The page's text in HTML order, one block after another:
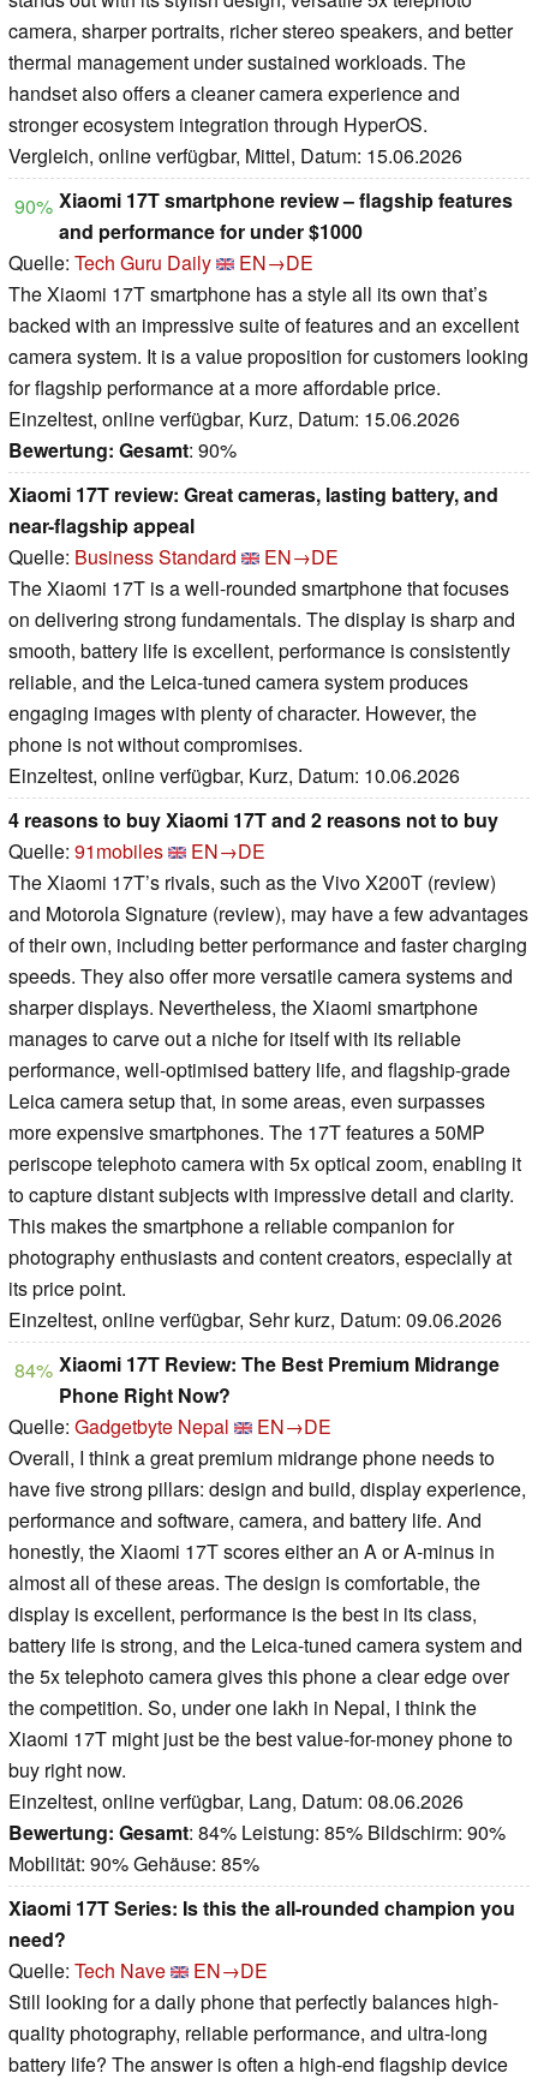
camera, sharper portraits, richer stereo speakers, and better
thermal management under sustained workloads. The
handset also offers a cleaner camera experience and
stronger ecosystem integration through HyperOS.
Vergleich, online verfügbar, Mittel, Datum: 15.06.2026
90% Xiaomi 17T smartphone review – flagship features
and performance for under $1000
Quelle: Tech Guru Daily
EN→DE
The Xiaomi 17T smartphone has a style all its own that’s
backed with an impressive suite of features and an excellent
camera system. It is a value proposition for customers looking
for flagship performance at a more affordable price.
Einzeltest, online verfügbar, Kurz, Datum: 15.06.2026
Bewertung: Gesamt: 90%
Xiaomi 17T review: Great cameras, lasting battery, and
near-flagship appeal
Quelle: Business Standard
EN→DE
The Xiaomi 17T is a well-rounded smartphone that focuses
on delivering strong fundamentals. The display is sharp and
smooth, battery life is excellent, performance is consistently
reliable, and the Leica-tuned camera system produces
engaging images with plenty of character. However, the
phone is not without compromises.
Einzeltest, online verfügbar, Kurz, Datum: 10.06.2026
4 reasons to buy Xiaomi 17T and 2 reasons not to buy
Quelle: 91mobiles
EN→DE
The Xiaomi 17T’s rivals, such as the Vivo X200T (review)
and Motorola Signature (review), may have a few advantages
of their own, including better performance and faster charging
speeds. They also offer more versatile camera systems and
sharper displays. Nevertheless, the Xiaomi smartphone
manages to carve out a niche for itself with its reliable
performance, well-optimised battery life, and flagship-grade
Leica camera setup that, in some areas, even surpasses
more expensive smartphones. The 17T features a 50MP
periscope telephoto camera with 5x optical zoom, enabling it
to capture distant subjects with impressive detail and clarity.
This makes the smartphone a reliable companion for
photography enthusiasts and content creators, especially at
its price point.
Einzeltest, online verfügbar, Sehr kurz, Datum: 09.06.2026
84% Xiaomi 17T Review: The Best Premium Midrange
Phone Right Now?
Quelle: Gadgetbyte Nepal
EN→DE
Overall, I think a great premium midrange phone needs to
have five strong pillars: design and build, display experience,
performance and software, camera, and battery life. And
honestly, the Xiaomi 17T scores either an A or A-minus in
almost all of these areas. The design is comfortable, the
display is excellent, performance is the best in its class,
battery life is strong, and the Leica-tuned camera system and
the 5x telephoto camera gives this phone a clear edge over
the competition. So, under one lakh in Nepal, I think the
Xiaomi 17T might just be the best value-for-money phone to
buy right now.
Einzeltest, online verfügbar, Lang, Datum: 08.06.2026
Bewertung: Gesamt: 84% Leistung: 85% Bildschirm: 90%
Mobilität: 90% Gehäuse: 85%
Xiaomi 17T Series: Is this the all-rounded champion you
need?
Quelle: Tech Nave
EN→DE
Still looking for a daily phone that perfectly balances high-
quality photography, reliable performance, and ultra-long
battery life? The answer is often a high-end flagship device